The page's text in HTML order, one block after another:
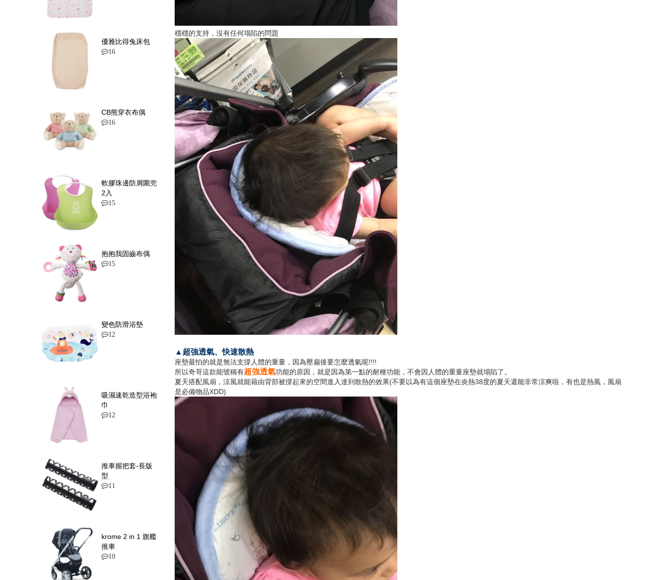
優雅比得兔床包
16
CB熊穿衣布偶
16
軟膠珠邊防屑圍兜
2入
15
抱抱我固齒布偶
15
變色防滑浴墊
12
吸濕速乾造型浴袍
巾
12
推車握把套-長版
型
11
krome 2 in 1 旗艦
推車
10
穩穩的支持，沒有任何塌陷的問題
▲超強透氣、快速散熱
座墊最怕的就是無法支撐人體的重量，因為壓扁後要怎麼透氣呢!!!!
所以奇哥這款能號稱有超強透氣功能的原因，就是因為第一點的耐種功能，不會因人體的重量座墊就塌陷了。
夏天搭配風扇，涼風就能藉由背部被撐起來的空間進入達到散熱的效果(不要以為有這個座墊在炎熱38度的夏天還能非常涼爽啦，有也是熱風，風扇
是必備物品XDD)